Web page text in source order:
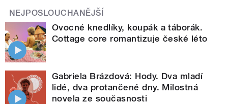
NEJPOSLOUCHANĚJŠÍ
Ovocné knedlíky, koupák a táborák.
Cottage core romantizuje české léto
Gabriela Brázdová: Hody. Dva mladí
lidé, dva protančené dny. Milostná
novela ze současnosti